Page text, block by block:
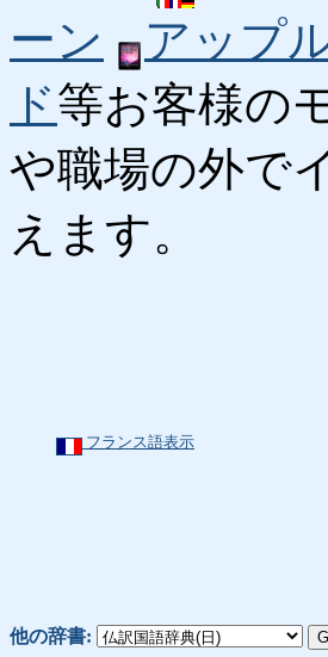
ーン
アップ
ド等お客様の
や職場の外で
えます。
フランス語表示
他の辞書: